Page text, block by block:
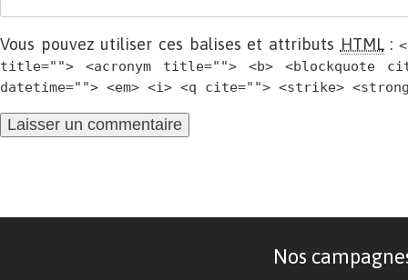
Vous pouvez utiliser ces balises et attributs HTML:
title=""> <acronym title=""> <b> <blockquote
datetime=""> <em> <i> <q cite=""> <strike>
Nos